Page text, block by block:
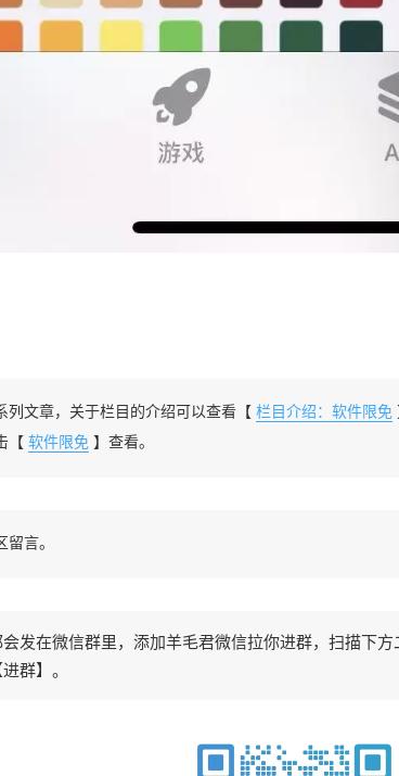
列文章，关于栏目的介绍可以查看【 栏目介绍：软件限免
【软件限免 】查看。
言。
发在微信群里，添加羊毛君微信拉你进群，扫描下
群】。